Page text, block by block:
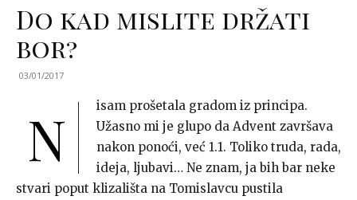
Do kad mislite držati
bor?
03/01/2017
N
isam prošetala gradom iz principa.
Užasno mi je glupo da Advent završava
nakon ponoći, već 1.1. Toliko truda, rada,
ideja, ljubavi… Ne znam, ja bih bar neke
stvari poput klizališta na Tomislavcu pustila